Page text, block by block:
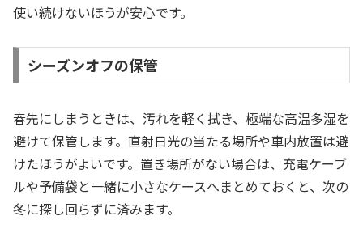
使い続けないほうが安心です。
シーズンオフの保管
春先にしまうときは、汚れを軽く拭き、極端な高温多湿を
避けて保管します。直射日光の当たる場所や車内放置は避
けたほうがよいです。置き場所がない場合は、充電ケーブ
ルや予備袋と一緒に小さなケースへまとめておくと、次の
冬に探し回らずに済みます。